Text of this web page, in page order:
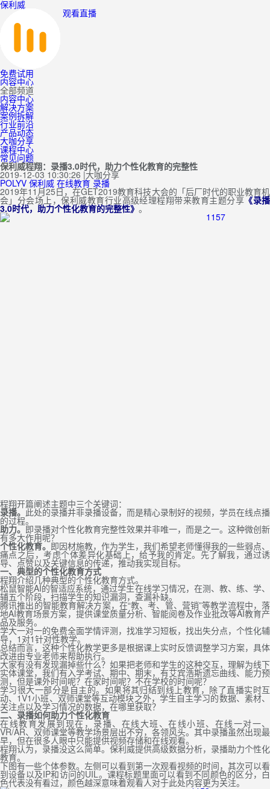
保利威
观看直播
免费试用
内容中心
全部频道
内容中心
解决方案
案例拆解
行业前沿
产品动态
大咖分享
课程中心
常见问题
保利威程翔：录播3.0时代，助力个性化教育的完整性
2019-12-03 10:30:26 |大咖分享
POLYV 保利威 在线教育 录播
2019年11月25日，在GET2019教育科技大会的「后厂时代的职业教育机
会」分会场上，保利威教育行业高级经理程翔带来教育主题分享《录播
3.0时代，助力个性化教育的完整性》。
程翔开篇阐述主题中三个关键词：
录播。 此处的录播并非录播设备，而是精心录制好的视频，学员在线点播
的过程。
助力。即录播对个性化教育完整性效果并非唯一，而是之一。这种微创新
有多大作用呢？
个性化教育。即因材施教，作为学生，我们希望老师懂得我的一些弱点、
痛点之后，考虑个体差异化基础上，给予我的肯定。先了解我，通过诱
导、点赞以及关键信息的传递，推动我实现目标。
一、 典型的个性化教育方式
程翔介绍几种典型的个性化教育方式。
松鼠智能AI的智适应系统，通过学生在线学习情况，在测、教、练、学、
辅五个阶段，扫描学生的知识漏洞，查漏补缺。
腾讯推出的智能教育解决方案，在“教、考、管、营销”等教学流程中，落
地AI教育场景方案，提供课堂质量分析、智能阅卷及作业批改等AI教育产
品及服务。
学大一对一的免费全面学情评测，找准学习短板，找出失分点，个性化辅
导，1对1针对性教学。
总结而言，这种个性化教学更多是根据课上实时反馈调整学习方案，具体
改进由专业老师来帮助执行。
大家有没有发现漏掉些什么？如果把老师和学生的这种交互，理解为线下
实体课堂，我们有入学考试、期中、期末，有艾宾浩斯遗忘曲线、能力预
测，但是课外时间呢？在家时间呢？不在学校的时间呢？
学习很大一部分是自主的。如果将其归结到线上教育，除了直播实时互
动、1V1小班、双师课堂等互动模块之外，学生自主学习的数据、素材、
关注点以及学习情况的数据，在哪里获取？
二、 录播如何助力个性化教育
在线教育发展到现在，录播、在线大班、在线小班、在线一对一、
VR/AR、双师课堂等教学场景层出不穷，各领风头。其中录播虽然出现最
早，但在很多人眼中只能提供视频存储和在线观看。
程翔认为，录播没这么简单。保利威提供高级数据分析，录播助力个性化
教育。
下图有一些个体参数。左侧可以看到第一次观看视频的时间，其次可以看
到设备以及IP和访问的UIL。课程标题里面可以看到不同颜色的区分，白
色代表没有看过，颜色越深意味着观看人对于此处内容更为关注。